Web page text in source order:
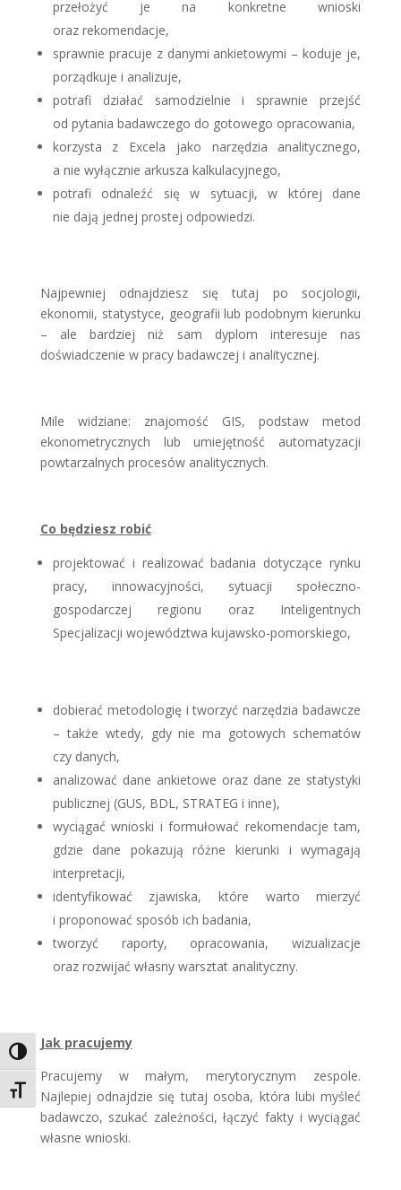
Toggle High Contrast
Toggle Font size
przełożyć je na konkretne wnioski
oraz rekomendacje,
sprawnie pracuje z danymi ankietowymi – koduje je,
porządkuje i analizuje,
potrafi działać samodzielnie i sprawnie przejść
od pytania badawczego do gotowego opracowania,
korzysta z Excela jako narzędzia analitycznego,
a nie wyłącznie arkusza kalkulacyjnego,
potrafi odnaleźć się w sytuacji, w której dane
nie dają jednej prostej odpowiedzi.
Najpewniej odnajdziesz się tutaj po socjologii,
ekonomii, statystyce, geografii lub podobnym kierunku
– ale bardziej niż sam dyplom interesuje nas
doświadczenie w pracy badawczej i analitycznej.
Mile widziane: znajomość GIS, podstaw metod
ekonometrycznych lub umiejętność automatyzacji
powtarzalnych procesów analitycznych.
Co będziesz robić
projektować i realizować badania dotyczące rynku
pracy, innowacyjności, sytuacji społeczno-
gospodarczej regionu oraz Inteligentnych
Specjalizacji województwa kujawsko-pomorskiego,
dobierać metodologię i tworzyć narzędzia badawcze
– także wtedy, gdy nie ma gotowych schematów
czy danych,
analizować dane ankietowe oraz dane ze statystyki
publicznej (GUS, BDL, STRATEG i inne),
wyciągać wnioski i formułować rekomendacje tam,
gdzie dane pokazują różne kierunki i wymagają
interpretacji,
identyfikować zjawiska, które warto mierzyć
i proponować sposób ich badania,
tworzyć raporty, opracowania, wizualizacje
oraz rozwijać własny warsztat analityczny.
Jak pracujemy
Pracujemy w małym, merytorycznym zespole.
Najlepiej odnajdzie się tutaj osoba, która lubi myśleć
badawczo, szukać zależności, łączyć fakty i wyciągać
własne wnioski.